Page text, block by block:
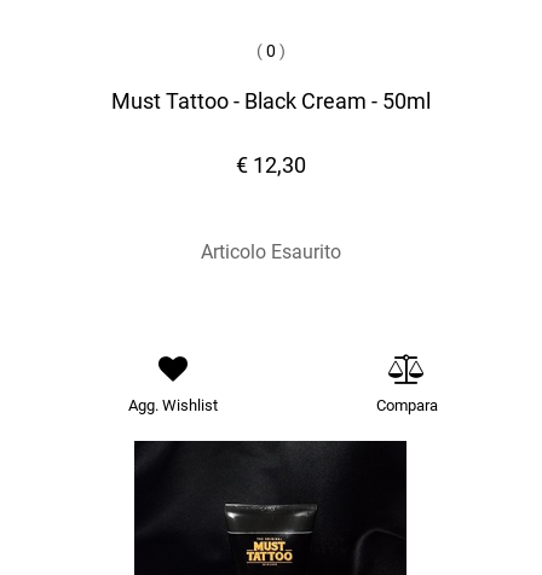
(0 )
Must Tattoo - Black Cream - 50ml
€ 12,30
Articolo Esaurito
Agg. Wishlist Compara